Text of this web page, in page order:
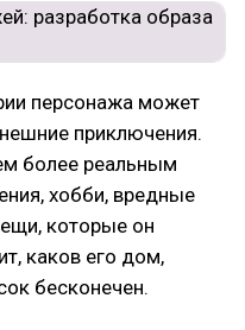
персонажа может
приключения.
более реальным
хобби, вредные
которые он
каков его дом,
бесконечен.